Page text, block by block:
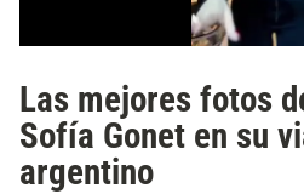
Las mejores fotos
Sofía Gonet en su
argentino